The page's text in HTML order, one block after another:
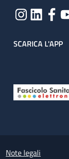
SCARICA L'APP
Small
Note legali